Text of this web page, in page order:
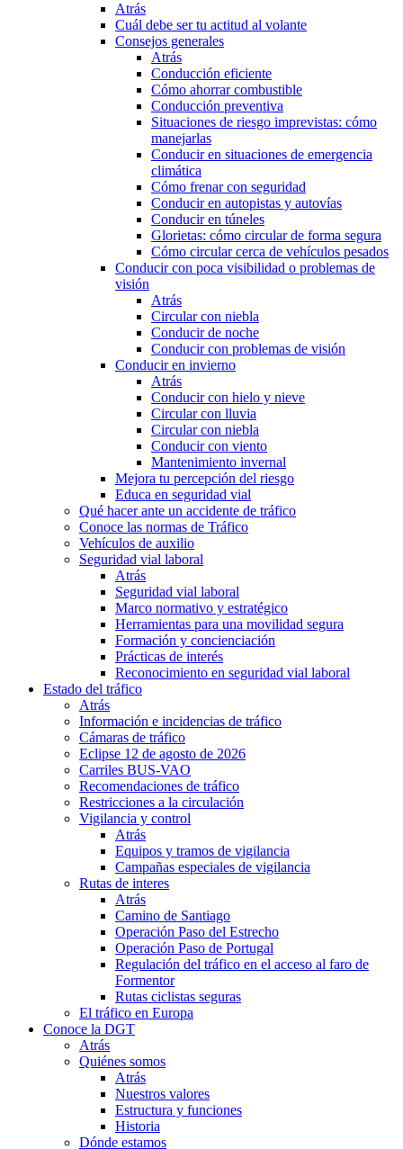
Atrás
Cuál debe ser tu actitud al volante
Consejos generales
Atrás
Conducción eficiente
Cómo ahorrar combustible
Conducción preventiva
Situaciones de riesgo imprevistas: cómo
manejarlas
Conducir en situaciones de emergencia
climática
Cómo frenar con seguridad
Conducir en autopistas y autovías
Conducir en túneles
Glorietas: cómo circular de forma segura
Cómo circular cerca de vehículos pesados
Conducir con poca visibilidad o problemas de
visión
Atrás
Circular con niebla
Conducir de noche
Conducir con problemas de visión
Conducir en invierno
Atrás
Conducir con hielo y nieve
Circular con lluvia
Circular con niebla
Conducir con viento
Mantenimiento invernal
Mejora tu percepción del riesgo
Educa en seguridad vial
Qué hacer ante un accidente de tráfico
Conoce las normas de Tráfico
Vehículos de auxilio
Seguridad vial laboral
Atrás
Seguridad vial laboral
Marco normativo y estratégico
Herramientas para una movilidad segura
Formación y concienciación
Prácticas de interés
Reconocimiento en seguridad vial laboral
Estado del tráfico
Atrás
Información e incidencias de tráfico
Cámaras de tráfico
Eclipse 12 de agosto de 2026
Carriles BUS-VAO
Recomendaciones de tráfico
Restricciones a la circulación
Vigilancia y control
Atrás
Equipos y tramos de vigilancia
Campañas especiales de vigilancia
Rutas de interes
Atrás
Camino de Santiago
Operación Paso del Estrecho
Operación Paso de Portugal
Regulación del tráfico en el acceso al faro de
Formentor
Rutas ciclistas seguras
El tráfico en Europa
Conoce la DGT
Atrás
Quiénes somos
Atrás
Nuestros valores
Estructura y funciones
Historia
Dónde estamos